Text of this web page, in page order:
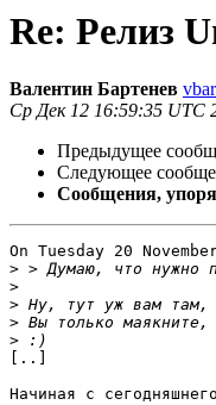
Re: Релиз
Валентин Бартенев
Ср Дек 12 16:59:35 UTC
Предыдущее
Следующее
Сообщения,
On Tuesday 20
>
>
>
>
>
[..]
Начиная с